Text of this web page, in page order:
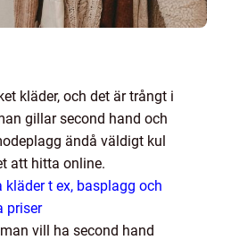
kläder, och det är trångt i
gillar second hand och
ändå väldigt kul
att hitta online.
t ex, basplagg och
priser
vill ha second hand